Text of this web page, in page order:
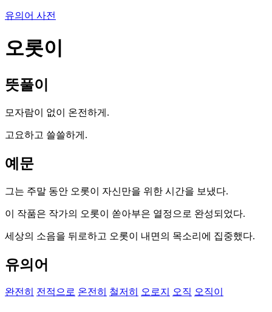
유의어 사전
오롯이
뜻풀이
모자람이 없이 온전하게.
고요하고 쓸쓸하게.
예문
그는 주말 동안 오롯이 자신만을 위한 시간을 보냈다.
이 작품은 작가의 오롯이 쏟아부은 열정으로 완성되었다.
세상의 소음을 뒤로하고 오롯이 내면의 목소리에 집중했다.
유의어
완전히 전적으로 온전히 철저히 오로지 오직 오직이